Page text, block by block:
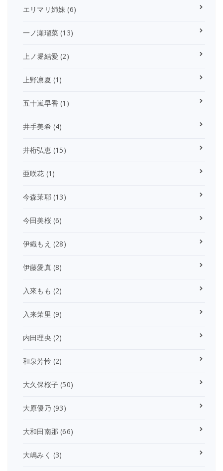
エリマリ姉妹 (6)
一ノ瀬瑠菜 (13)
上ノ堀結愛 (2)
上野凛夏 (1)
五十嵐早香 (1)
井手美希(4)
井桁弘恵(15)
亜咲花 (1)
今森茉耶(13)
今田美桜(6)
伊織もえ (28)
伊藤愛真(8)
入來もも (2)
入来茉里 (9)
内田理央 (2)
和泉芳怜 (2)
大久保桜子 (50)
大原優乃 (93)
大和田南那 (66)
大嶋みく (3)